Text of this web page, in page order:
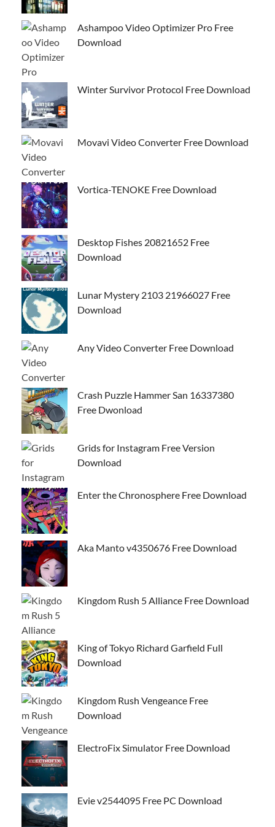
Ashampoo Video Optimizer Pro Free
Download
Winter Survivor Protocol Free Download
Movavi Video Converter Free Download
Vortica-TENOKE Free Download
Desktop Fishes 20821652 Free
Download
Lunar Mystery 2103 21966027 Free
Download
Any Video Converter Free Download
Crash Puzzle Hammer San 16337380
Free Dwonload
Grids for Instagram Free Version
Download
Enter the Chronosphere Free Download
Aka Manto v4350676 Free Download
Kingdom Rush 5 Alliance Free Download
King of Tokyo Richard Garfield Full
Download
Kingdom Rush Vengeance Free
Download
ElectroFix Simulator Free Download
Evie v2544095 Free PC Download